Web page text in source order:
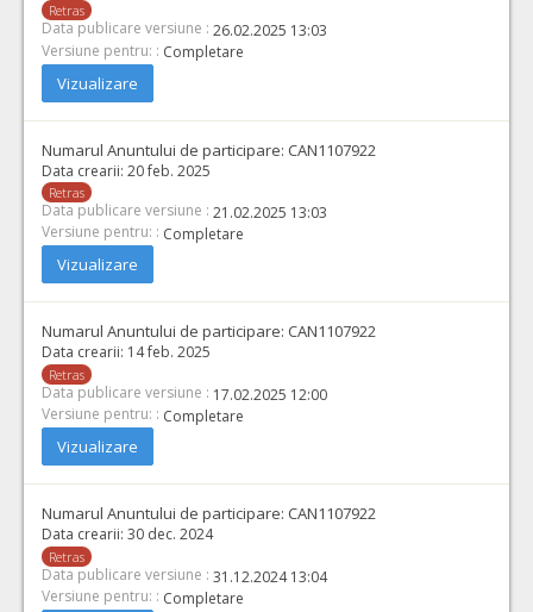
Retras
Data publicare versiune : 26.02.2025 13:03
Versiune pentru: : Completare
Vizualizare
Numarul Anuntului de participare: CAN1107922
Data crearii: 20 feb. 2025
Retras
Data publicare versiune : 21.02.2025 13:03
Versiune pentru: : Completare
Vizualizare
Numarul Anuntului de participare: CAN1107922
Data crearii: 14 feb. 2025
Retras
Data publicare versiune : 17.02.2025 12:00
Versiune pentru: : Completare
Vizualizare
Numarul Anuntului de participare: CAN1107922
Data crearii: 30 dec. 2024
Retras
Data publicare versiune : 31.12.2024 13:04
Versiune pentru: : Completare